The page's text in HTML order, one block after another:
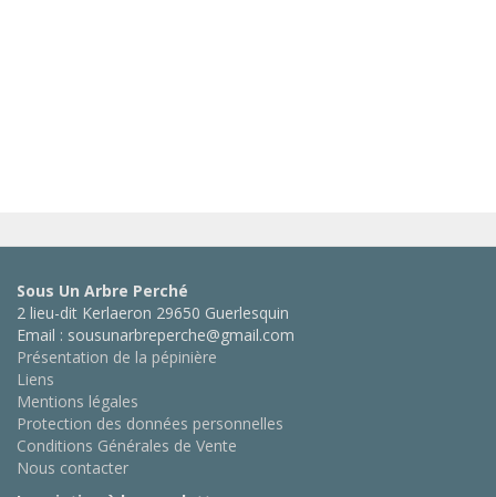
Sous Un Arbre Perché
2 lieu-dit Kerlaeron 29650 Guerlesquin
Email : sousunarbreperche@gmail.com
Présentation de la pépinière
Liens
Mentions légales
Protection des données personnelles
Conditions Générales de Vente
Nous contacter